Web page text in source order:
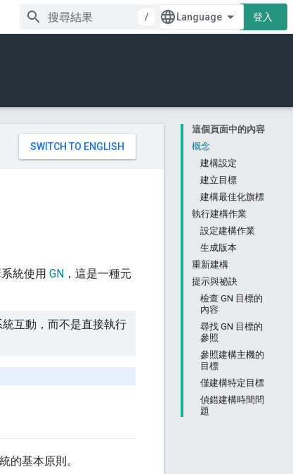
/
登入
這個頁面中的內容
概念
建構設定
建立目標
建構最佳化旗標
執行建構作業
設定建構作業
生成版本
重新建構
提示與祕訣
檢查 GN 目標的
內容
尋找 GN 目標的
參照
參照建構主機的
目標
僅建構特定目標
偵錯建構時間問
題
統使用 GN ，這是一種元
互動，而不是直接執行
的基本原則。